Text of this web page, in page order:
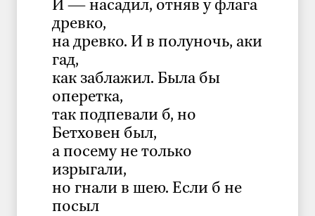
И — насадил, отняв у флага
древко,
на древко. И в полуночь, аки
гад,
как заблажил. Была бы
оперетка,
так подпевали б, но
Бетховен был,
а посему не только
изрыгали,
но гнали в шею. Если б не
посыл